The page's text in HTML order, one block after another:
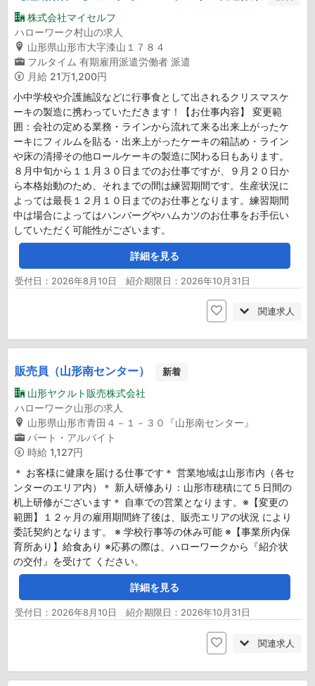
株式会社マイセルフ
ハローワーク村山の求人
山形県山形市大字漆山１７８４
フルタイム 有期雇用派遣労働者 派遣
月給 21万1,200円
小中学校や介護施設などに行事食として出されるクリスマスケ
ーキの製造に携わっていただきます！【お仕事内容】 変更範
囲：会社の定める業務・ラインから流れて来る出来上がったケ
ーキにフィルムを貼る・出来上がったケーキの箱詰め・ライン
や床の清掃その他ロールケーキの製造に関わる日もあります。
８月中旬から１１月３０日までのお仕事ですが、９月２０日か
ら本格始動のため、それまでの間は練習期間です。生産状況に
よっては最長１２月１０日までのお仕事となります。練習期間
中は場合によってはハンバーグやハムカツのお仕事をお手伝い
していただく可能性がございます。
詳細を見る
受付日：2026年8月10日 紹介期限日：2026年10月31日
関連求人
販売員（山形南センター） 新着
山形ヤクルト販売株式会社
ハローワーク山形の求人
山形県山形市青田４－１－３０『山形南センター』
パート・アルバイト
時給 1,127円
＊ お客様に健康を届ける仕事です＊ 営業地域は山形市内（各セ
ンターのエリア内）＊ 新人研修あり：山形市穂積にて５日間の
机上研修がございます＊ 自車での営業となります。※【変更の
範囲】１２ヶ月の雇用期間終了後は、販売エリアの状況 により
委託契約となります。 ※ 学校行事等の休み可能 ※【事業所内保
育所あり】給食あり ※応募の際は、ハローワークから『紹介状
の交付』を受けて ください。
詳細を見る
受付日：2026年8月10日 紹介期限日：2026年10月31日
関連求人